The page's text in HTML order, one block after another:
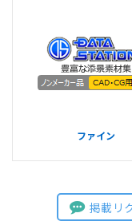
ファイン
掲載リ